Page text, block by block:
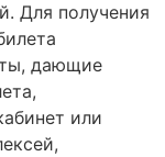
Для получения
дающие
или